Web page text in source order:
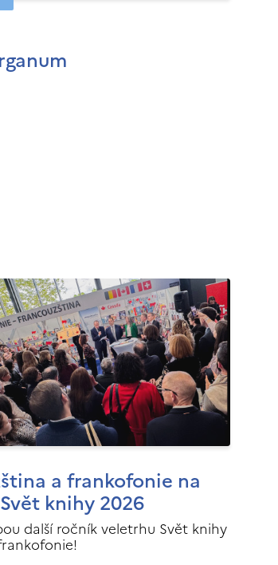
a frankofonie na
knihy 2026
další ročník veletrhu Svět knihy